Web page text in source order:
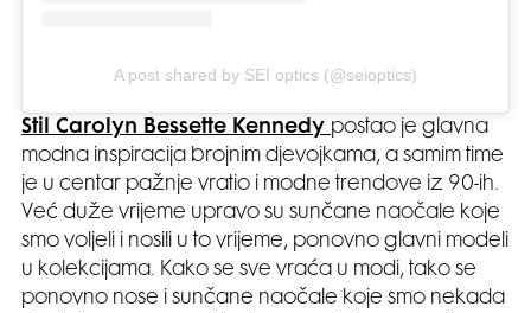
A post shared by SEI optics (@seioptics)
Stil Carolyn Bessette Kennedy postao je glavna
modna inspiracija brojnim djevojkama, a samim time
je u centar pažnje vratio i modne trendove iz 90-ih.
Već duže vrijeme upravo su sunčane naočale koje
smo voljeli i nosili u to vrijeme, ponovno glavni modeli
u kolekcijama. Kako se sve vraća u modi, tako se
ponovno nose i sunčane naočale koje smo nekada